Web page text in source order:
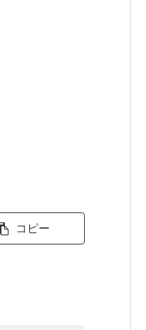
コピー